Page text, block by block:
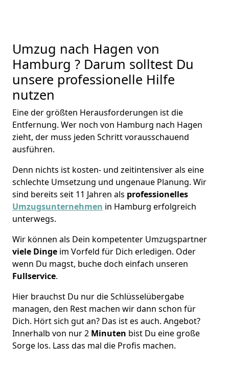
Umzug nach Hagen von
Hamburg ? Darum solltest Du
unsere professionelle Hilfe
nutzen
Eine der größten Herausforderungen ist die
Entfernung. Wer noch von Hamburg nach Hagen
zieht, der muss jeden Schritt vorausschauend
ausführen.
Denn nichts ist kosten- und zeitintensiver als eine
schlechte Umsetzung und ungenaue Planung. Wir
sind bereits seit 11 Jahren als professionelles
Umzugsunternehmen in Hamburg erfolgreich
unterwegs.
Wir können als Dein kompetenter Umzugspartner
viele Dinge im Vorfeld für Dich erledigen. Oder
wenn Du magst, buche doch einfach unseren
Fullservice.
Hier brauchst Du nur die Schlüsselübergabe
managen, den Rest machen wir dann schon für
Dich. Hört sich gut an? Das ist es auch. Angebot?
Innerhalb von nur 2 Minuten bist Du eine große
Sorge los. Lass das mal die Profis machen.